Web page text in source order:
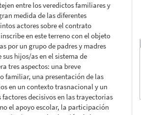
entre los veredictos familiares y
medida de las diferentes
actores sobre el contrato
en este terreno con el objeto
por un grupo de padres y madres
hijos/as en el sistema de
tres aspectos: una breve
familiar, una presentación de las
en un contexto trasnacional y un
decisivos en las trayectorias
el apoyo escolar, la participación